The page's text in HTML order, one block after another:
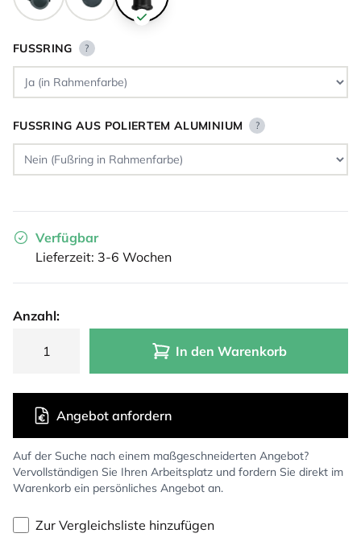
FUSSRING ?
FUSSRING AUS POLIERTEM ALUMINIUM ?
Verfügbar
Lieferzeit: 3-6 Wochen
Anzahl:
In den Warenkorb
Auf der Suche nach einem maßgeschneiderten Angebot?
Vervollständigen Sie Ihren Arbeitsplatz und fordern Sie direkt im
Warenkorb ein persönliches Angebot an.
Angebot anfordern
Zur Vergleichsliste hinzufügen